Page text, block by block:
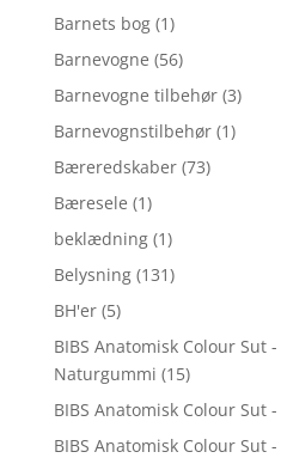
Barnets bog (1)
Barnevogne (56)
Barnevogne tilbehør (3)
Barnevognstilbehør (1)
Bæreredskaber (73)
Bæresele (1)
beklædning (1)
Belysning (131)
BH'er (5)
BIBS Anatomisk Colour Sut
Naturgummi (15)
BIBS Anatomisk Colour Sut
BIBS Anatomisk Colour Sut